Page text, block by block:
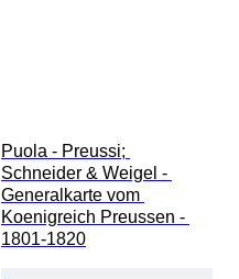
Puola - Preussi;
Schneider & Weigel -
Generalkarte vom
Koenigreich Preussen -
1801-1820